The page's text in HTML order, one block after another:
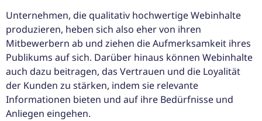
Unternehmen, die qualitativ hochwertige Webinhalte
produzieren, heben sich also eher von ihren
Mitbewerbern ab und ziehen die Aufmerksamkeit ihres
Publikums auf sich. Darüber hinaus können Webinhalte
auch dazu beitragen, das Vertrauen und die Loyalität
der Kunden zu stärken, indem sie relevante
Informationen bieten und auf ihre Bedürfnisse und
Anliegen eingehen.